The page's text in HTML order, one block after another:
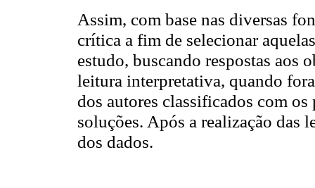
Assim, com base nas diversas
crítica a fim de selecionar
estudo, buscando respostas aos
leitura interpretativa, quando
dos autores classificados com
soluções. Após a realização das
dos dados.